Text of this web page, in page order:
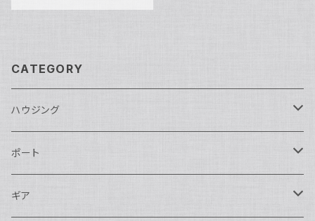
CATEGORY
ハウジング
Nikon用
Nauticam
Canon用
ポート
Nauticam
ギア